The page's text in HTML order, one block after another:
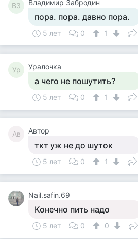
ВЗ Владимир Забродин
пора. пора. давно пора.
5 лет 0 1
Ур Уралочка
а чего не пошутить?
5 лет 0 1
Ав Автор
ткт уж не до шуток
5 лет 0 1
Nail.safin.69
Конечно пить надо
5 лет 0 0